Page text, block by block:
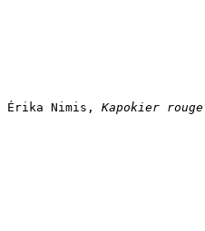
Érika Nimis, Kapokier rouge